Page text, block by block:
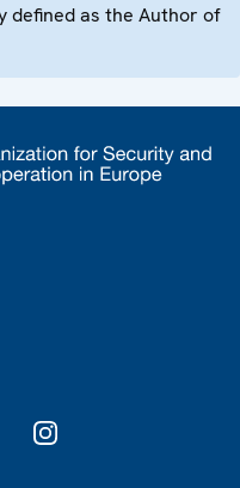
defined as the Author of